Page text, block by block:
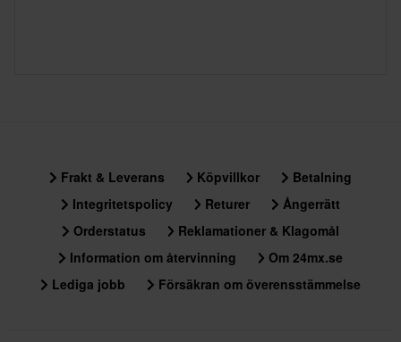
Frakt & Leverans Köpvillkor
Betalning
Integritetspolicy
Returer
Ångerrätt
Orderstatus
Reklamationer & Klagomål
Information om återvinning
Om 24mx.se
Lediga jobb
Försäkran om överensstämmelse